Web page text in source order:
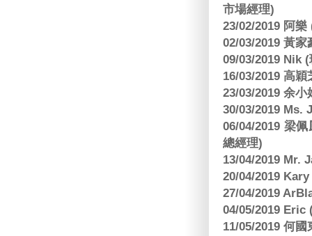
市場經理)
23/02/2019 阿
02/03/2019 黃
09/03/2019 Nik
16/03/2019 高
23/03/2019 余
30/03/2019 Ms.
06/04/2019 梁
總經理)
13/04/2019 Mr.
20/04/2019
27/04/2019
04/05/2019 Eric
11/05/2019 何